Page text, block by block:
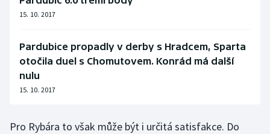
15. 10. 2017
Pardubice propadly v derby s Hradcem, Sparta
otočila duel s Chomutovem. Konrád má další
nulu
15. 10. 2017
Pro Rybára to však může být i určitá satisfakce. Do